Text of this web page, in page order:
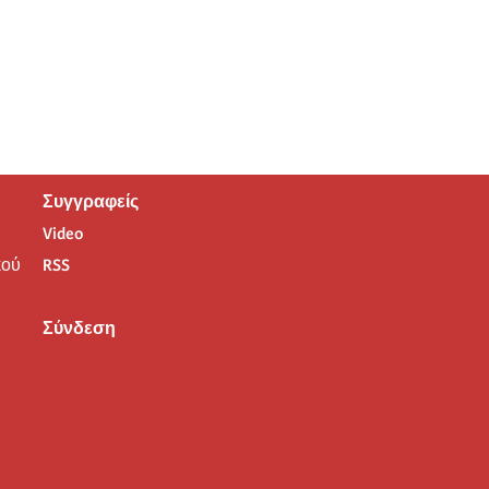
Συγγραφείς
Video
RSS
Σύνδεση